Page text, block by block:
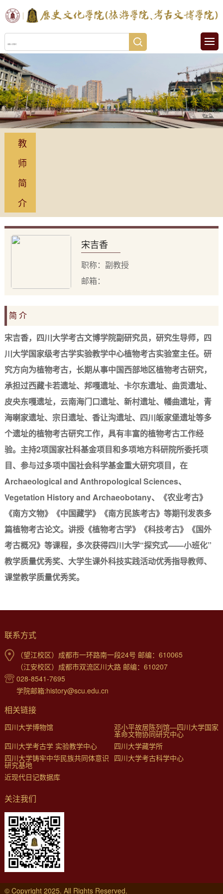
教
师
简
介
宋吉香
职称：副教授
邮箱：
简 介
宋吉香，四川大学考古文博学院副研究员，研究生导师，四
川大学国家级考古学实验教学中心植物考古实验室主任。研
究方向为植物考古，长期从事中国西部地区植物考古研究，
承担过西藏卡若遗址、邦嘎遗址、卡尔东遗址、曲贡遗址、
皮央东嘎遗址，云南海门口遗址、新村遗址、幡曲遗址，青
海喇家遗址、宗日遗址、香让沟遗址、四川皈家堡遗址等多
个遗址的植物考古研究工作，具有丰富的植物考古工作经
验。主持2项国家社科基金项目和多项地方科研院所委托项
目、参与过多项中国社会科学基金重大研究项目，在
Archaeological and Anthropological Sciences、
Vegetation History and Archaeobotany、《农业考古》
《南方文物》《中国藏学》《南方民族考古》等期刊发表多
篇植物考古论文。讲授《植物考古学》《科技考古》《国外
考古概况》等课程，多次获得四川大学“探究式——小班化”
教学质量优秀奖、大学生课外科技实践活动优秀指导教师、
课堂教学质量优秀奖。
联系方式
（望江校区）成都市一环路南一段24号 邮编：610065
（江安校区）成都市双流区川大路 邮编：610207
028-8541-7695
学院邮箱:history@scu.edu.cn
相关链接
四川大学博物馆 邓小平故居陈列馆—四川大学国家
革命文物协同研究中心
四川大学考古学 实验教学中心
四川大学藏学所
四川大学铸牢中华民族共同体意识
研究基地
四川大学考古科学中心
近现代日记数据库
关注我们
© Copyright 2025. All Rights Reserved.